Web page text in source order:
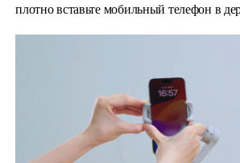
плотно вставьте мобильный телефон в